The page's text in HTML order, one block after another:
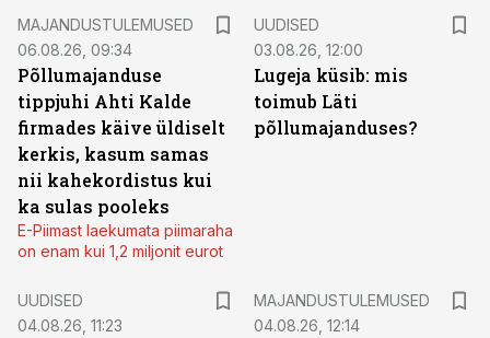
MAJANDUSTULEMUSED
06.08.26, 09:34
Põllumajanduse
tippjuhi Ahti Kalde
firmades käive üldiselt
kerkis, kasum samas
nii kahekordistus kui
ka sulas pooleks
E-Piimast laekumata piimaraha
on enam kui 1,2 miljonit eurot
UUDISED
03.08.26, 12:00
Lugeja küsib: mis
toimub Läti
põllumajanduses?
UUDISED
04.08.26, 11:23
MAJANDUSTULEMUSED
04.08.26, 12:14